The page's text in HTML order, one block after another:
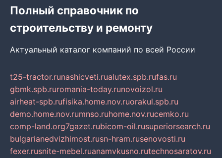
Полный справочник по
строительству и ремонту
Актуальный каталог компаний по всей России
t25-tractor.runashicveti.rualutex.spb.rufas.ru
gbmk.spb.ruromania-today.runovoizol.ru
airheat-spb.rufisika.home.nov.ruorakul.spb.ru
demo.home.nov.rumnso.ruhome.nov.rucemko.ru
comp-land.org7gazet.rubicom-oil.rusuperiorsearch.ru
bulgarianedvizhimost.rusn-hram.rusenovosti.ru
fexer.rusnite-mebel.ruanamvkusno.rutechnosaratov.ru